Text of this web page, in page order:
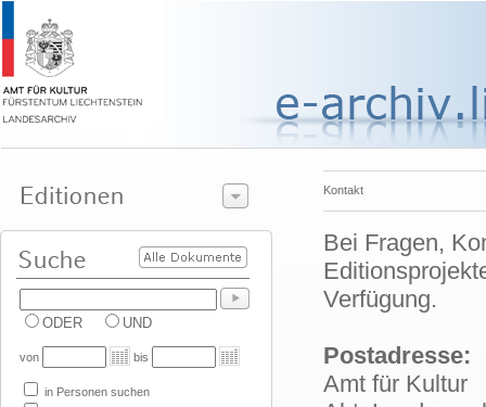
ODER UND
von bis
in Personen suchen
Kontakt
Bei Fragen,
Verfügung.
Postadresse:
Amt für Kultur